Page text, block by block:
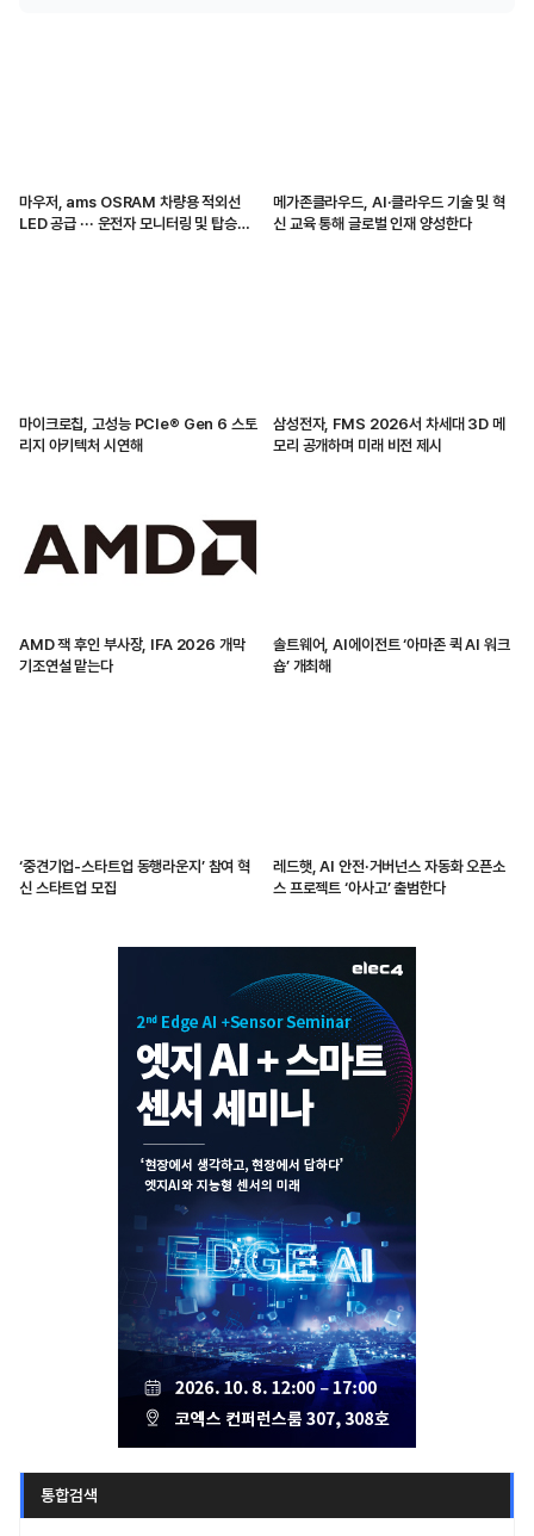
마우저, ams OSRAM 차량용 적외선
LED 공급 ··· 운전자 모니터링 및 탑승자
메가존클라우드, AI·클라우드 기술 및 혁
신 교육 통해 글로벌 인재 양성한다
마이크로칩, 고성능 PCIe® Gen 6 스토
리지 아키텍처 시연해
삼성전자, FMS 2026서 차세대 3D 메
모리 공개하며 미래 비전 제시
AMD 잭 후인 부사장, IFA 2026 개막
기조연설 맡는다
솔트웨어, AI에이전트 ‘아마존 퀵 AI 워크
숍’ 개최해
‘중견기업-스타트업 동행라운지’ 참여 혁
신 스타트업 모집
레드햇, AI 안전·거버넌스 자동화 오픈소
스 프로젝트 ‘아사고’ 출범한다
통합검색